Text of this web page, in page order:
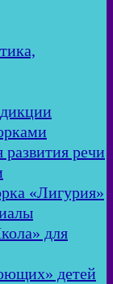
развития речи
«Лигурия»
для
детей